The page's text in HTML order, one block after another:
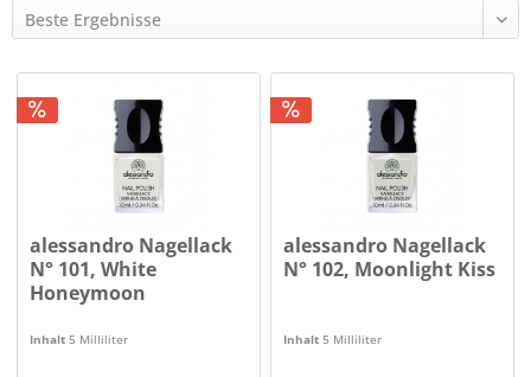
alessandro Nagellack
N° 101, White
Honeymoon
Inhalt5 Milliliter
alessandro Nagellack
N° 102, Moonlight Kiss
Inhalt5 Milliliter